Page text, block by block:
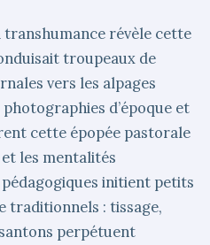
transhumance révèle cette
troupeaux de
vers les alpages
d’époque et
cette épopée pastorale
les mentalités
initient petits
traditionnels : tissage,
perpétuent